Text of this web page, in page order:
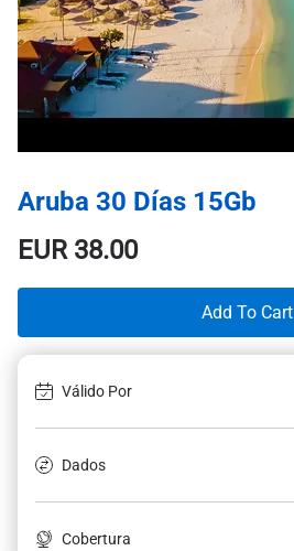
Aruba 30 Días 15Gb
EUR38.00
Add To Cart
Válido Por
Dados
Cobertura